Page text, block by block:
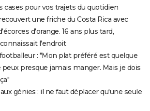
cases pour vos trajets du quotidien
une friche du Costa Rica avec
d'orange. 16 ans plus tard,
l'endroit
: "Mon plat préféré est quelque
peux presque jamais manger. Mais je dois
génies : il ne faut déplacer qu'une seule